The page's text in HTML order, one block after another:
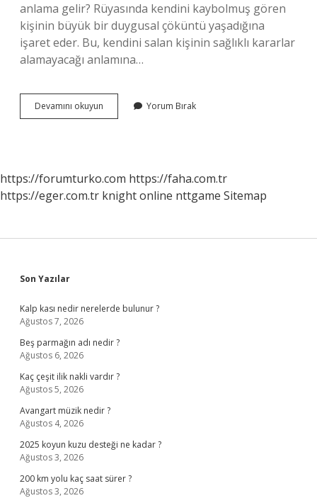
anlama gelir? Rüyasında kendini kaybolmuş gören
kişinin büyük bir duygusal çöküntü yaşadığına
işaret eder. Bu, kendini salan kişinin sağlıklı kararlar
alamayacağı anlamına…
Devamını okuyun
Bir
Gelir
Yorum Bırak
https://forumturko.com https://faha.com.tr
https://eger.com.tr knight online nttgame Sitemap
Sidebar
Son Yazılar
Kalp kası nedir nerelerde bulunur ?
Ağustos 7, 2026
Beş parmağın adı nedir ?
Ağustos 6, 2026
Kaç çeşit ilik nakli vardır ?
Ağustos 5, 2026
Avangart müzik nedir ?
Ağustos 4, 2026
2025 koyun kuzu desteği ne kadar ?
Ağustos 3, 2026
200 km yolu kaç saat sürer ?
Ağustos 3, 2026